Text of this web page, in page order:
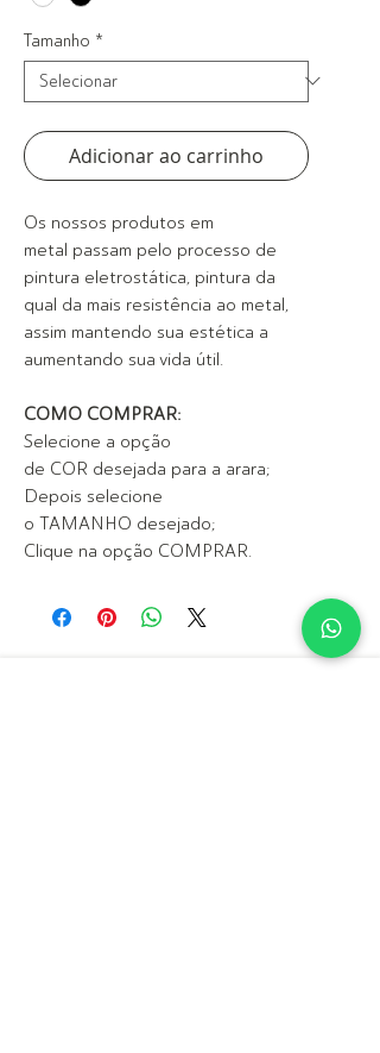
Tamanho *
Adicionar ao carrinho
Os nossos produtos em
metal passam pelo processo de
pintura eletrostática, pintura da
qual da mais resistência ao metal,
assim mantendo sua estética a
aumentando sua vida útil.
COMO COMPRAR:
Selecione a opção
de COR desejada para a arara;
Depois selecione
o TAMANHO desejado;
Clique na opção COMPRAR.